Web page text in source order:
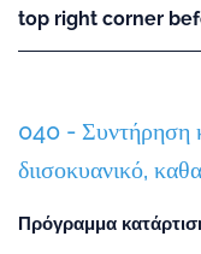
top right corner
040 - Συντήρηση
διισοκυανικό,
Πρόγραμμα